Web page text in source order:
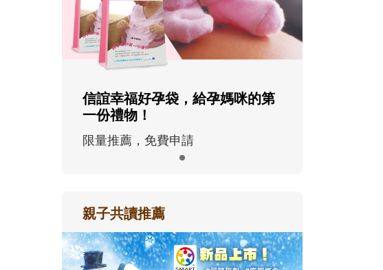
信誼幸福好孕袋，給孕媽咪的第
一份禮物！
限量推薦，免費申請
親子共讀推薦